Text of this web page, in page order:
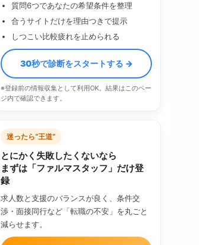
質問6つであなたの希望条件を整理
合うサイトだけを理由つきで提示
しつこい比較疲れを止められる
30秒で診断をスタートする →
※登録前の情報収集として利用OK。結果はこのペー
ジ内で確認できます。
迷ったら“王道”
とにかく失敗したくないなら
まずは「ファルマスタッフ」だけ登
録
求人数と支援のバランスが良く、条件交
渉・面接同行など「転職の不安」を丸ごと
減らせます。